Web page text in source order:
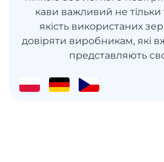
кави важливий не
якість використаних
довіряти виробникам, які
представляють